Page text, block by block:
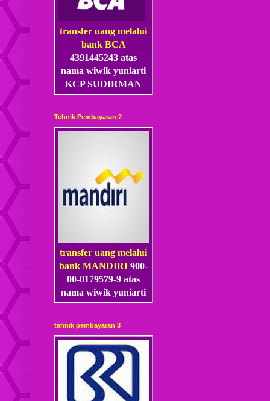
transfer uang melalui
bank BCA
4391445243 atas
nama wiwik yuniarti
KCP SUDIRMAN
Tehnik Pembayaran 2
transfer uang melalui
bank MANDIRI900-
00-0179579-9 atas
nama wiwik yuniarti
tehnik pembayaran 3